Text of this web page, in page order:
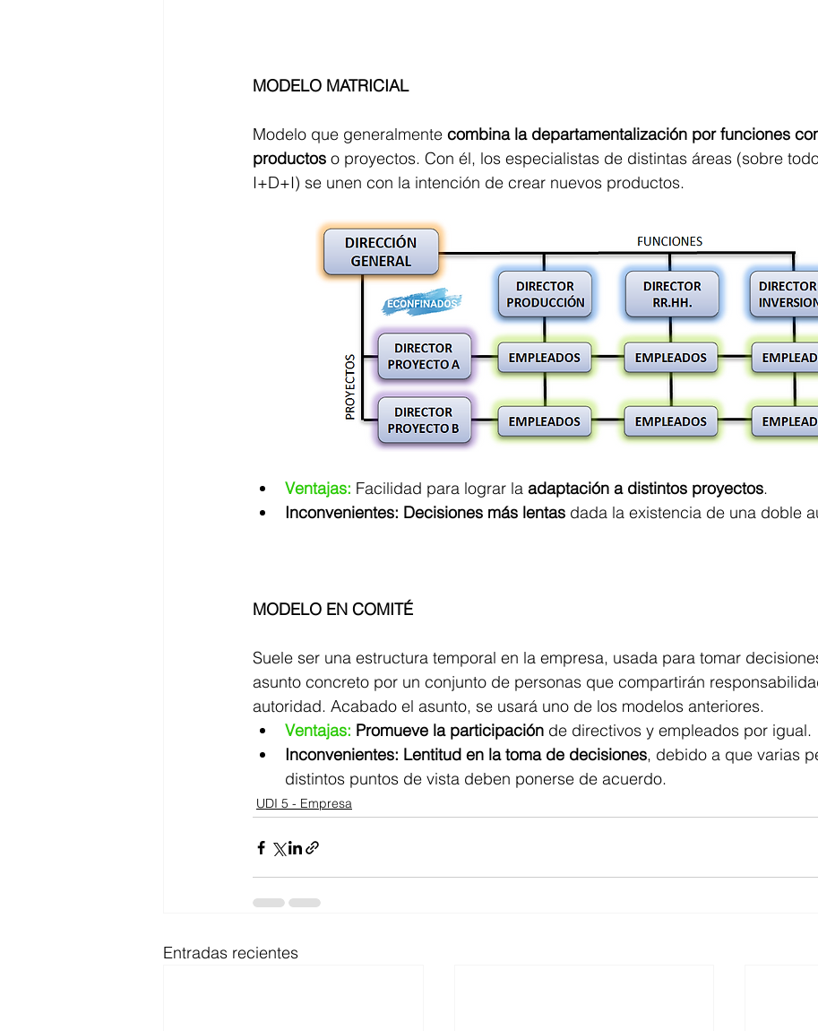
MODELO MATRICIAL
Modelo que generalmente combina la departamentalización por funciones
productos o proyectos. Con él, los especialistas de distintas áreas (sobre
I+D+I) se unen con la intención de crear nuevos productos.
Ventajas: Facilidad para lograr la adaptación a distintos proyectos.
Inconvenientes: Decisiones más lentas dada la existencia de una doble
MODELO EN COMITÉ
Suele ser una estructura temporal en la empresa, usada para tomar
asunto concreto por un conjunto de personas que compartirán
autoridad. Acabado el asunto, se usará uno de los modelos anteriores.
Ventajas: Promueve la participación de directivos y empleados por igual.
Inconvenientes: Lentitud en la toma de decisiones, debido a que varias
distintos puntos de vista deben ponerse de acuerdo.
UDI 5 - Empresa
Entradas recientes